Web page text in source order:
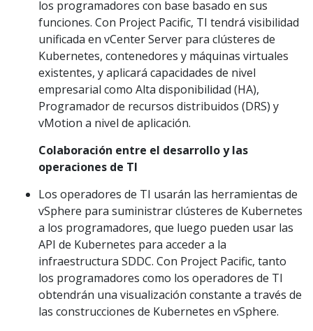
los programadores con base basado en sus
funciones. Con Project Pacific, TI tendrá visibilidad
unificada en vCenter Server para clústeres de
Kubernetes, contenedores y máquinas virtuales
existentes, y aplicará capacidades de nivel
empresarial como Alta disponibilidad (HA),
Programador de recursos distribuidos (DRS) y
vMotion a nivel de aplicación.
Colaboración entre el desarrollo y las
operaciones de TI
Los operadores de TI usarán las herramientas de
vSphere para suministrar clústeres de Kubernetes
a los programadores, que luego pueden usar las
API de Kubernetes para acceder a la
infraestructura SDDC. Con Project Pacific, tanto
los programadores como los operadores de TI
obtendrán una visualización constante a través de
las construcciones de Kubernetes en vSphere.